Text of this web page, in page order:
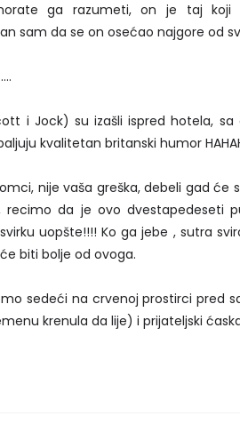
morate ga razumeti, on je taj
sam da se on osećao najgore od
i Jock) su izašli ispred hotela,
kvalitetan britanski humor
nije vaša greška, debeli gad će
recimo da je ovo dvestapedeseti
uopšte!!!! Ko ga jebe , sutra
biti bolje od ovoga.
sedeći na crvenoj prostirci pred
krenula da lije) i prijateljski